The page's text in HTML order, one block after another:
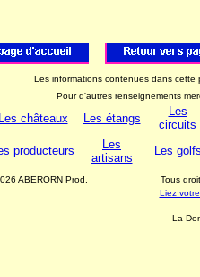
Les informations contenues dans
Pour d'autres renseignements
Les châteaux Les étangs
Les
circuits
producteurs
Les
artisans
Les
ABERORN Prod.
Tous
Liez
La